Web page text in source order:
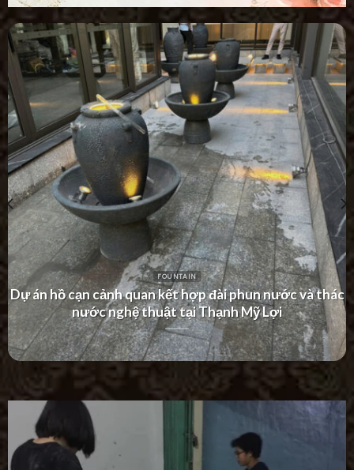
FOUNTAIN
Dự án thác nước tường hiện đại tại Khu Dân Cư Hà Đô
Villa